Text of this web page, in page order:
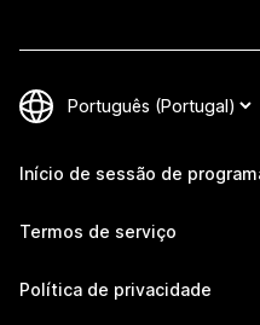
Início de sessão de
Termos de serviço
Política de privacidade